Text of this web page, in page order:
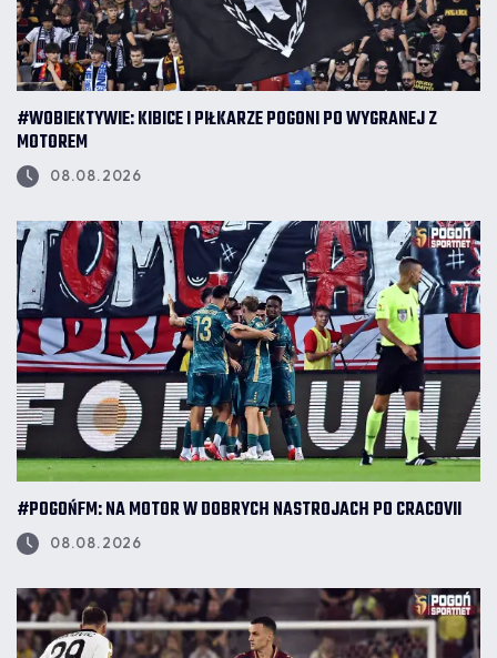
#WOBIEKTYWIE: KIBICE I PIŁKARZE POGONI PO WYGRANEJ Z
MOTOREM
08.08.2026
#POGOŃFM: NA MOTOR W DOBRYCH NASTROJACH PO CRACOVII
08.08.2026